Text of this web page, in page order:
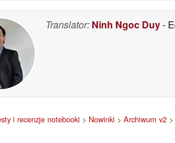
Translator: Ninh Ngoc Duy-
i recenzje notebooki > Nowinki > Archiwum v2>